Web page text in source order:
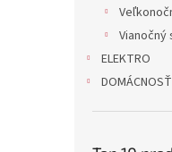
ELEKTRO
DOMÁCNOSŤ